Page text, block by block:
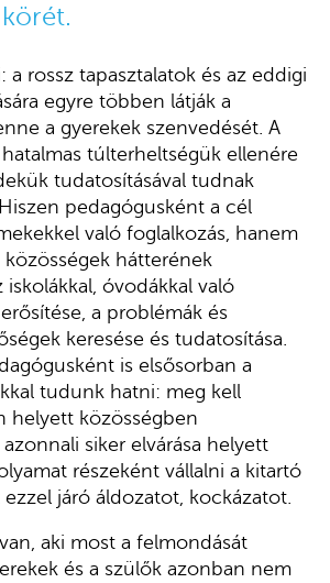
a rossz tapasztalatok és az eddigi
egyre többen látják a
a gyerekek szenvedését. A
túlterheltségük ellenére
tudatosításával tudnak
pedagógusként a cél
való foglalkozás, hanem
hátterének
iskolákkal, óvodákkal való
a problémák és
keresése és tudatosítása.
is elsősorban a
tudunk hatni: meg kell
helyett közösségben
siker elvárása helyett
részeként vállalni a kitartó
járó áldozatot, kockázatot.
aki most a felmondását
és a szülők azonban nem